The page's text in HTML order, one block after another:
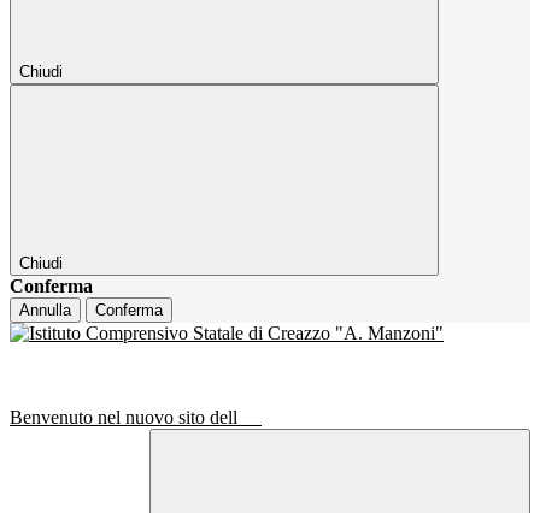
Chiudi
Chiudi
Conferma
Annulla Conferma
Benvenuto nel nuovo sito dell